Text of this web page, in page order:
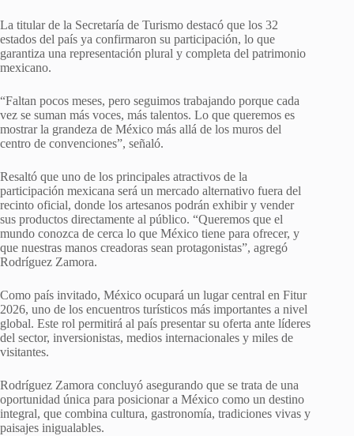
La titular de la Secretaría de Turismo destacó que los 32
estados del país ya confirmaron su participación, lo que
garantiza una representación plural y completa del patrimonio
mexicano.
“Faltan pocos meses, pero seguimos trabajando porque cada
vez se suman más voces, más talentos. Lo que queremos es
mostrar la grandeza de México más allá de los muros del
centro de convenciones”, señaló.
Resaltó que uno de los principales atractivos de la
participación mexicana será un mercado alternativo fuera del
recinto oficial, donde los artesanos podrán exhibir y vender
sus productos directamente al público. “Queremos que el
mundo conozca de cerca lo que México tiene para ofrecer, y
que nuestras manos creadoras sean protagonistas”, agregó
Rodríguez Zamora.
Como país invitado, México ocupará un lugar central en Fitur
2026, uno de los encuentros turísticos más importantes a nivel
global. Este rol permitirá al país presentar su oferta ante líderes
del sector, inversionistas, medios internacionales y miles de
visitantes.
Rodríguez Zamora concluyó asegurando que se trata de una
oportunidad única para posicionar a México como un destino
integral, que combina cultura, gastronomía, tradiciones vivas y
paisajes inigualables.